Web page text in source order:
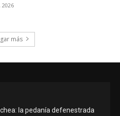
2026
más
la pedanía defenestrada